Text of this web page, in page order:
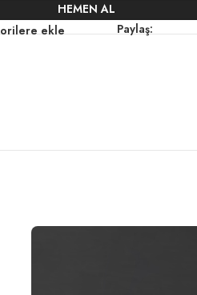
HEMEN AL
ekle
Paylaş: